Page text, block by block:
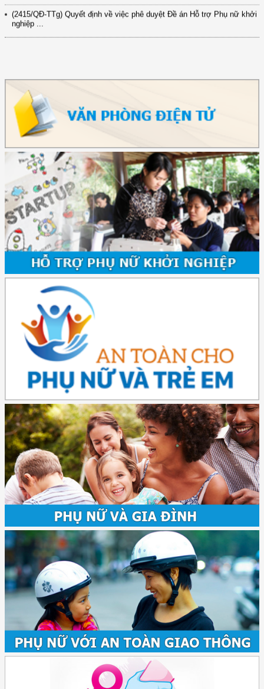
(2415/QĐ-TTg) Quyết định về việc phê duyệt Đề án Hỗ trợ Phụ nữ khởi
nghiệp ...